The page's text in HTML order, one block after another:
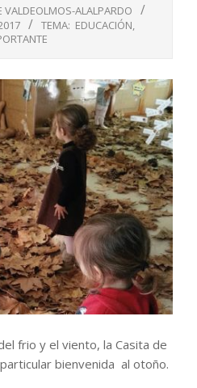
VALDEOLMOS-ALALPARDO
TEMA: EDUCACIÓN,
frio y el viento, la Casita de
bienvenida al otoño.